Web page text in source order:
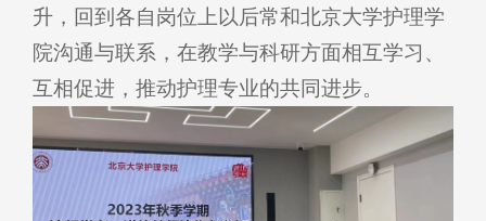
升，回到各自岗位上以后常和北京大学护理学
院沟通与联系，在教学与科研方面相互学习、
互相促进，推动护理专业的共同进步。